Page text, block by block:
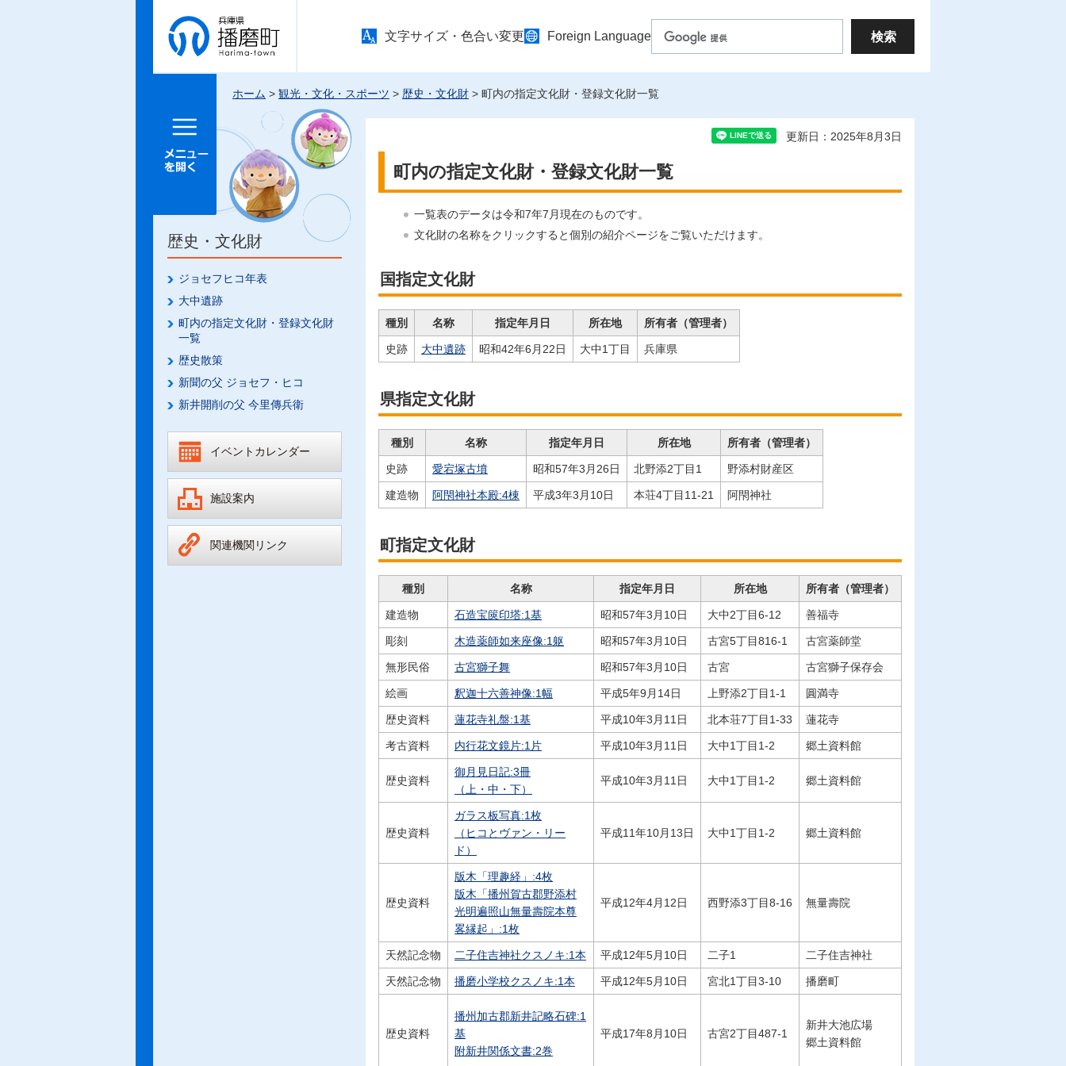
兵庫県 播
磨町
文字サイズ・色合い変更 Foreign Language
メニュー
ホーム > 観光・文化・スポーツ > 歴史・文化財 > 町内の指定文化財・登録文化財一覧
歴史・文化財
ジョセフヒコ年表
大中遺跡
町内の指定文化財・登録文化財
一覧
歴史散策
新聞の父 ジョセフ・ヒコ
新井開削の父 今里傳兵衛
イベントカレンダー
施設案内
関連機関リンク
更新日：2025年8月3日
町内の指定文化財・登録文化財一覧
一覧表のデータは令和7年7月現在のものです。
文化財の名称をクリックすると個別の紹介ページをご覧いただけます。
国指定文化財
種別 名称 指定年月日 所在地 所有者（管理者）
史跡 大中遺跡 昭和42年6月22日 大中1丁目 兵庫県
県指定文化財
種別 名称 指定年月日 所在地 所有者（管理者）
史跡 愛宕塚古墳 昭和57年3月26日 北野添2丁目1 野添村財産区
建造物 阿閇神社本殿:4棟 平成3年3月10日 本荘4丁目11-21 阿閇神社
町指定文化財
種別 名称 指定年月日 所在地 所有者（管理者）
建造物 石造宝篋印塔:1基 昭和57年3月10日 大中2丁目6-12 善福寺
彫刻 木造薬師如来座像:1躯 昭和57年3月10日 古宮5丁目816-1 古宮薬師堂
無形民俗 古宮獅子舞 昭和57年3月10日 古宮 古宮獅子保存会
絵画 釈迦十六善神像:1幅 平成5年9月14日 上野添2丁目1-1 圓満寺
歴史資料 蓮花寺礼盤:1基 平成10年3月11日 北本荘7丁目1-33 蓮花寺
考古資料 内行花文鏡片:1片 平成10年3月11日 大中1丁目1-2 郷土資料館
歴史資料
御月見日記:3冊
（上・中・下）
平成10年3月11日 大中1丁目1-2 郷土資料館
歴史資料
ガラス板写真:1枚
（ヒコとヴァン・リー
ド）
平成11年10月13日 大中1丁目1-2 郷土資料館
歴史資料
版木「理趣経」:4枚
版木「播州賀古郡野添村
光明遍照山無量壽院本尊
畧縁起」:1枚
平成12年4月12日 西野添3丁目8-16 無量壽院
天然記念物 二子住吉神社クスノキ:1本 平成12年5月10日 二子1 二子住吉神社
天然記念物 播磨小学校クスノキ:1本 平成12年5月10日 宮北1丁目3-10 播磨町
歴史資料
播州加古郡新井記略石碑:1
基
附新井関係文書:2巻
平成17年8月10日 古宮2丁目487-1
新井大池広場
郷土資料館